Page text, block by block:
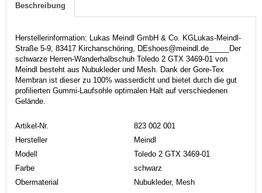
Beschreibung
Herstellerinformation: Lukas Meindl GmbH & Co. KGLukas-Meindl-
Straße 5-9, 83417 Kirchanschöring, DEshoes@meindl.de_____Der
schwarze Herren-Wanderhalbschuh Toledo 2 GTX 3469-01 von
Meindl besteht aus Nubukleder und Mesh. Dank der Gore-Tex
Membran ist dieser zu 100% wasserdicht und bietet durch die gut
profilierten Gummi-Laufsohle optimalen Halt auf verschiedenen
Gelände.
Artikel-Nr.
823 002 001
Hersteller
Meindl
Modell
Toledo 2 GTX 3469-01
Farbe
schwarz
Obermaterial
Nubukleder, Mesh